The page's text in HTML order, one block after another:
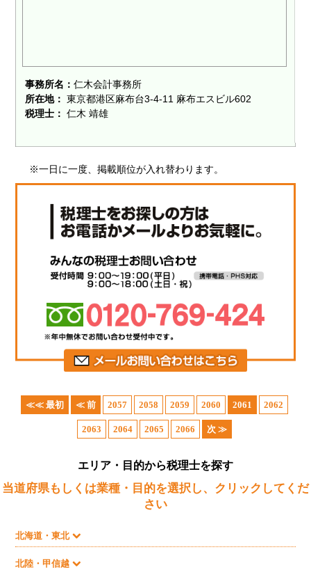
事務所名：仁木会計事務所
所在地： 東京都港区麻布台3-4-11 麻布エスビル602
税理士： 仁木 靖雄
※一日に一度、掲載順位が入れ替わります。
≪≪ 最初 ≪ 前 2057 2058 2059 2060 2061 2062
2063 2064 2065 2066 次 ≫
エリア・目的から税理士を探す
当道府県もしくは業種・目的を選択し、クリックしてくだ
さい
北海道・東北
北陸・甲信越